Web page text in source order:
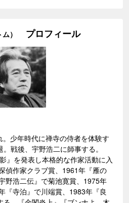
） プロフィール
。少年時代に禅寺の侍者を体験す
戦後、宇野浩二に師事する。
』を発表し本格的な作家活動に入
偵作家クラブ賞、1961年『雁の
野浩二伝』で菊池寛賞、1975年
『寺泊』で川端賞、1983年『良